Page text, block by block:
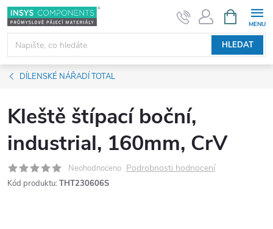
Přejít
na
obsah
HLEDAT
NÁKUPNÍ
KOŠÍK
DÍLENSKÉ NÁŘADÍ TOTAL
Kleště štípací boční,
industrial, 160mm, CrV
Neohodnoceno Podrobnosti hodnocení
Kód produktu: THT230606S